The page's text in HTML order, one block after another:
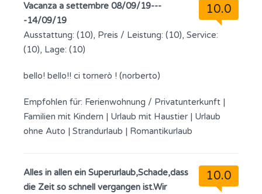
10.0
Vacanza a settembre 08/09/19---
-14/09/19
Ausstattung: (10), Preis / Leistung: (10), Service:
(10), Lage: (10)
bello! bello!! ci tornerò ! (norberto)
Empfohlen für: Ferienwohnung / Privatunterkunft |
Familien mit Kindern | Urlaub mit Haustier | Urlaub
ohne Auto | Strandurlaub | Romantikurlaub
10.0
Alles in allen ein Superurlaub,Schade,dass
die Zeit so schnell vergangen ist.Wir